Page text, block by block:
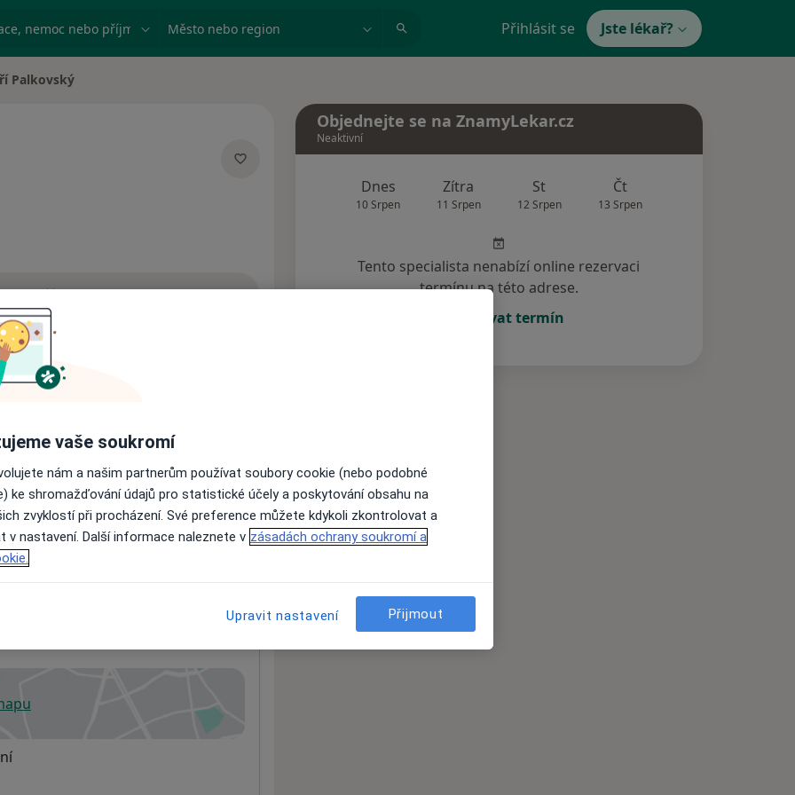
nemoc nebo příjmení Město nebo region Přihlásit se Jste lékař?
města
Palkovský
Rezervovat termín
nejsou k dispozici
informace o svých službách.
v nové záložce
Objednejte se na ZnamyLekar.cz
Neaktivní
Dnes
10 Srpen
Zítra
11 Srpen
St
12 Srpen
Čt
13 Srpen
Tento specialista nenabízí online rezervaci
termínu na této adrese.
Rezervovat termín
vaše soukromí
nám a našim partnerům používat soubory cookie (nebo podobné
ke shromažďování údajů pro statistické účely a poskytování obsahu na
zvyklostí při procházení. Své preference můžete kdykoli zkontrolovat a
v nastavení. Další informace naleznete v zásadách ochrany soukromí a
Upravit nastavení Přijmout